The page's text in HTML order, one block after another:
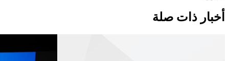
أخبار ذات صلة